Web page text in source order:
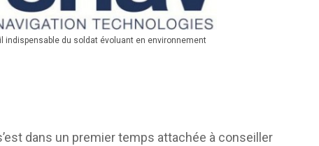
indispensable du soldat évoluant en environnement
dans un premier temps attachée à conseiller